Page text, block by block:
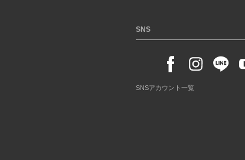
SNS
SNSアカウント一覧